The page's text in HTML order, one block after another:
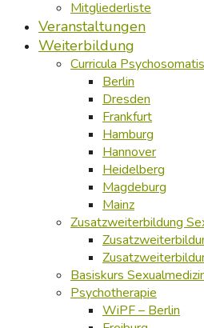
Mitgliederliste
Veranstaltungen
Weiterbildung
Curricula
Berlin
Dresden
Frankfurt
Hamburg
Hannover
Heidelberg
Magdeburg
Mainz
Zusatzweiterbildung
Basiskurs
Psychotherapie
WiPF – Berlin